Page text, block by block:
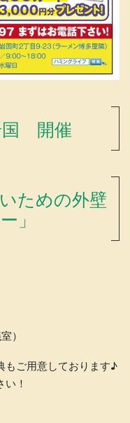
国 開催
ための外壁
」
）
もご用意しております♪
！